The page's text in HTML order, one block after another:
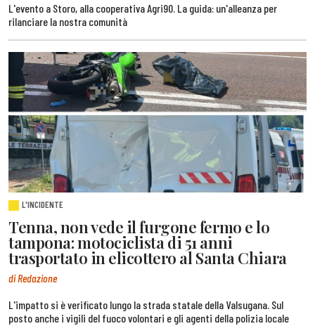
L'evento a Storo, alla cooperativa Agri90. La guida: un'alleanza per
rilanciare la nostra comunità
L'INCIDENTE
Tenna, non vede il furgone fermo e lo
tampona: motociclista di 51 anni
trasportato in elicottero al Santa Chiara
di Redazione
L'impatto si è verificato lungo la strada statale della Valsugana. Sul
posto anche i vigili del fuoco volontari e gli agenti della polizia locale